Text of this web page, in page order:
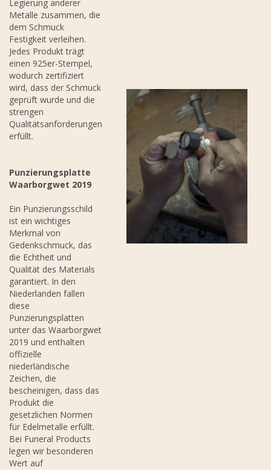
Legierung anderer
Metalle zusammen, die
dem Schmuck
Festigkeit verleihen.
Jedes Produkt trägt
einen 925er-Stempel,
wodurch zertifiziert
wird, dass der Schmuck
geprüft wurde und die
strengen
Qualitätsanforderungen
erfüllt.
Punzierungsplatte
Waarborgwet 2019
Ein Punzierungsschild
ist ein wichtiges
Merkmal von
Gedenkschmuck, das
die Echtheit und
Qualität des Materials
garantiert. In den
Niederlanden fallen
diese
Punzierungsplatten
unter das Waarborgwet
2019 und enthalten
offizielle
niederländische
Zeichen, die
bescheinigen, dass das
Produkt die
gesetzlichen Normen
für Edelmetalle erfüllt.
Bei Funeral Products
legen wir besonderen
Wert auf